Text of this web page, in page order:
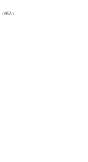
（税込）